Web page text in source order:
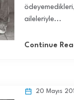
aileleriyle...
Continue
20 Mayıs